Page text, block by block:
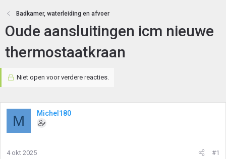
Badkamer, waterleiding en afvoer
Oude aansluitingen icm nieuwe
thermostaatkraan
Niet open voor verdere reacties.
M Michel180
4 okt 2025 #1